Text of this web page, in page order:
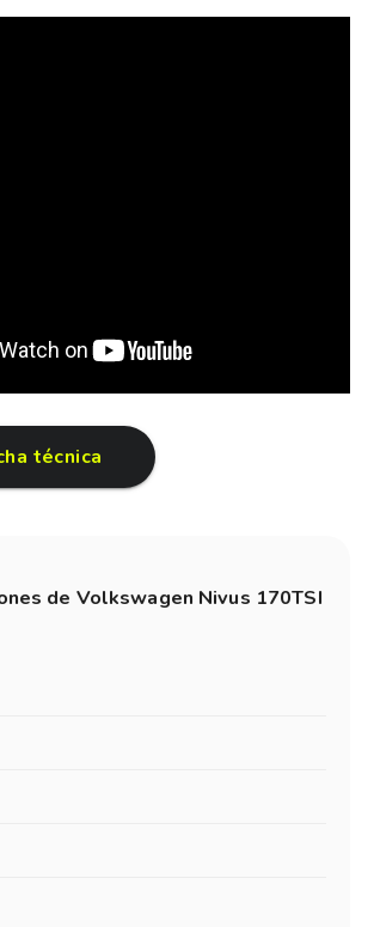
técnica
de Volkswagen Nivus 170TSI